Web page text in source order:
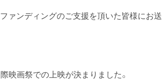
ファンディングのご支援を頂いた皆様にお送
映画祭での上映が決まりました。